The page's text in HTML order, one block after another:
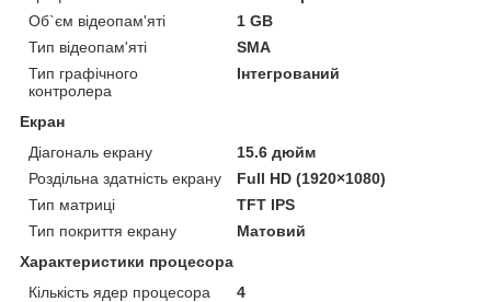
Об`єм відеопам'яті
1 GB
Тип відеопам'яті
SMA
Тип графічного
контролера
Інтегрований
Екран
Діагональ екрану
15.6 дюйм
Роздільна здатність екрану
Full HD (1920×1080)
Тип матриці
TFT IPS
Тип покриття екрану
Матовий
Характеристики процесора
Кількість ядер процесора
4